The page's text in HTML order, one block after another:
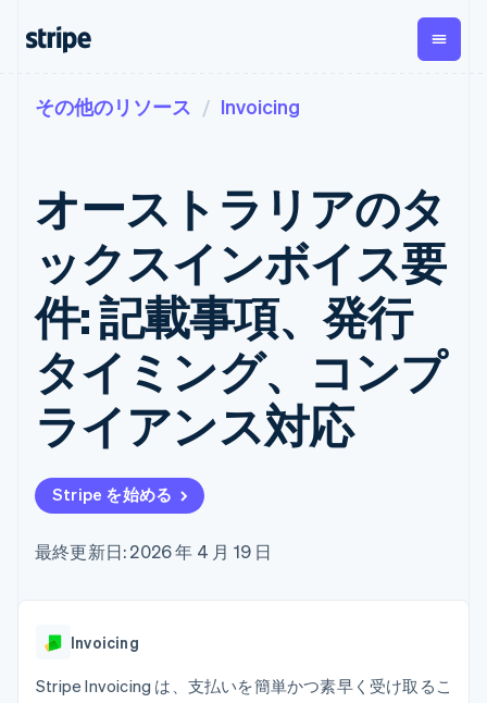
支払い
オンライン決
済
Managed
Payments
マーチャント
オブレコード
ソリューショ
Payment links
コーディング
不要の決済ペ
ージ
Checkout
構築済み決済
UI
Elements
ポーネント
決済手段
済手段を利用
Boost
決済成功率の
Link
収益
経常収益
Metronome
従量課金
サブスクリ
プション
サブスクリ
プションの
Invoicing
1 回限りまた
は継続
Tax
消費税と
VAT の自動
Recognition
自動化
データの同
Global
Payouts
第三者
への入
金
イス
築
企業規模別
ユースケース別
エージェンティックコマ
ース
E コマース / ECサイト
埋込型金融
請求・財務関連
グローバルビジネス
アプリ内決済
マーケットプレイス
プラットフォーム
SaaS
ゲーム
ホスピタリティ、旅行、
ドキュメント
ライブラリと SDK
Stripe Apps
ガイド
オンライン決済を受け付
け
構築済みの決済を実装
プラットフォームまたは
マーケットプレイスを構
築する
理
従量課金請求を提供
のカードを発行
エージェントによるサー
と管理
リソース
学ぶ
ガイド
サポート
サポートに問い合わせる
管理サポートプラン
プロフェッショナルサー
ビス
会社
製品ロードマップ
レンス
ニュースルーム
お問い合わせ
その他のリソース Invoicing
オーストラリアのタ
ックスインボイス要
件: 記載事項、発行
タイミング、コンプ
ライアンス対応
Stripe を始める
最終更新日: 2026 年 4 月 19 日
Invoicing
Stripe Invoicing は、支払いを簡単かつ素早く受け取るこ